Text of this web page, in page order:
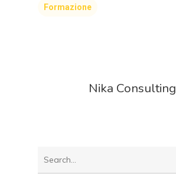
Formazione
Nika Consulting